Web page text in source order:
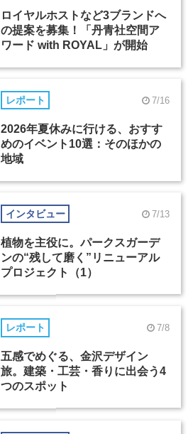
ロイヤルホストなど3ブランドへ
の提案を募集！「丹青社空間ア
ワード with ROYAL」が開始
レポート 7/16
2026年夏休みに行ける、おすす
めのイベント10選：そのほかの
地域
インタビュー 7/13
植物を主役に。パークスガーデ
ンの“残して磨く”リニューアル
プロジェクト（1）
レポート 7/8
五感でめぐる、金沢デザイン
旅。建築・工芸・香りに出会う4
つのスポット